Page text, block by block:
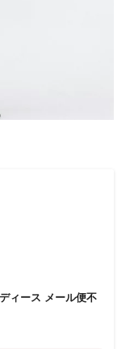
ィース メール便不